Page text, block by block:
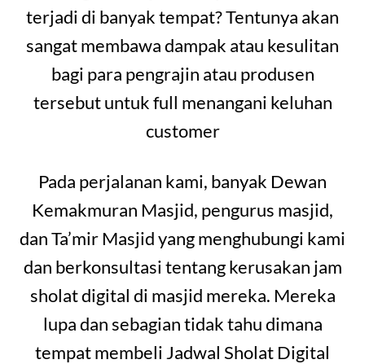
terjadi di banyak tempat? Tentunya akan
sangat membawa dampak atau kesulitan
bagi para pengrajin atau produsen
tersebut untuk full menangani keluhan
customer
Pada perjalanan kami, banyak Dewan
Kemakmuran Masjid, pengurus masjid,
dan Ta’mir Masjid yang menghubungi kami
dan berkonsultasi tentang kerusakan jam
sholat digital di masjid mereka. Mereka
lupa dan sebagian tidak tahu dimana
tempat membeli Jadwal Sholat Digital